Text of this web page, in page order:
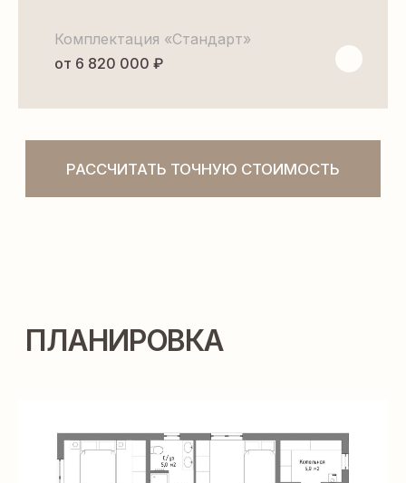
Комплектация «Стандарт»
от 6 820 000 ₽
ТЕХНОЛОГИИ
СТРОИТЕЛЬСТВА